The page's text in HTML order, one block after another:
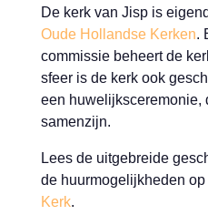
De kerk van Jisp is
Oude Hollandse Kerken.
commissie beheert de
sfeer is de kerk ook
een huwelijksceremonie,
samenzijn.
Lees de uitgebreide
de huurmogelijkheden op
Kerk.